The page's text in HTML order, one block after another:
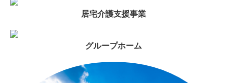
居宅介護支援事業
グループホーム